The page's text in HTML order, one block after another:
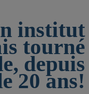
institut
tourné
depuis
20 ans!